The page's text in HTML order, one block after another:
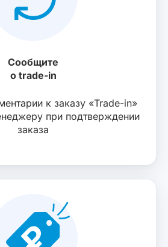
Сообщите
о trade-in
к заказу «Trade-in»
при подтверждении
заказа